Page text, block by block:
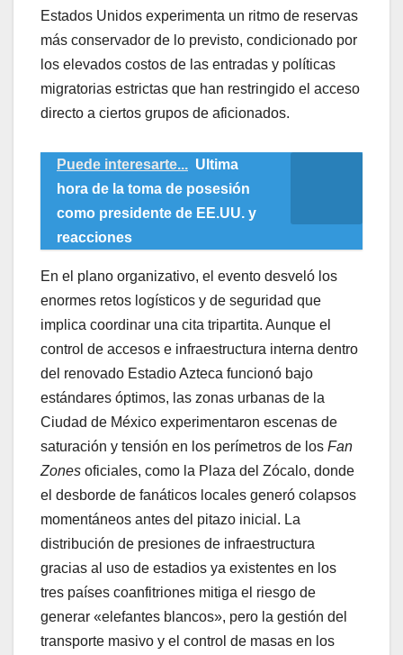
Estados Unidos experimenta un ritmo de reservas
más conservador de lo previsto, condicionado por
los elevados costos de las entradas y políticas
migratorias estrictas que han restringido el acceso
directo a ciertos grupos de aficionados.
Puede interesarte... Ultima
hora de la toma de posesión
como presidente de EE.UU. y
reacciones
​En el plano organizativo, el evento desveló los
enormes retos logísticos y de seguridad que
implica coordinar una cita tripartita. Aunque el
control de accesos e infraestructura interna dentro
del renovado Estadio Azteca funcionó bajo
estándares óptimos, las zonas urbanas de la
Ciudad de México experimentaron escenas de
saturación y tensión en los perímetros de los Fan
Zones oficiales, como la Plaza del Zócalo, donde
el desborde de fanáticos locales generó colapsos
momentáneos antes del pitazo inicial. La
distribución de presiones de infraestructura
gracias al uso de estadios ya existentes en los
tres países coanfitriones mitiga el riesgo de
generar «elefantes blancos», pero la gestión del
transporte masivo y el control de masas en los